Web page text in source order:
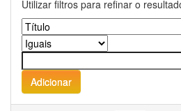
Utilizar filtros para refinar o